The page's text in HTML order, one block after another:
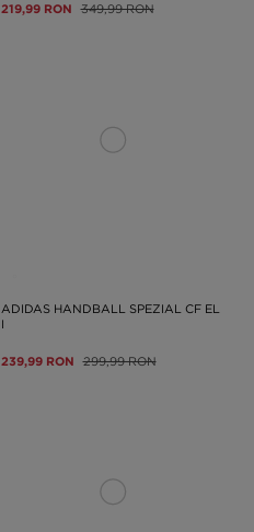
219,99 RON 349,99 RON
ADIDAS HANDBALL SPEZIAL CF EL
I
239,99 RON 299,99 RON